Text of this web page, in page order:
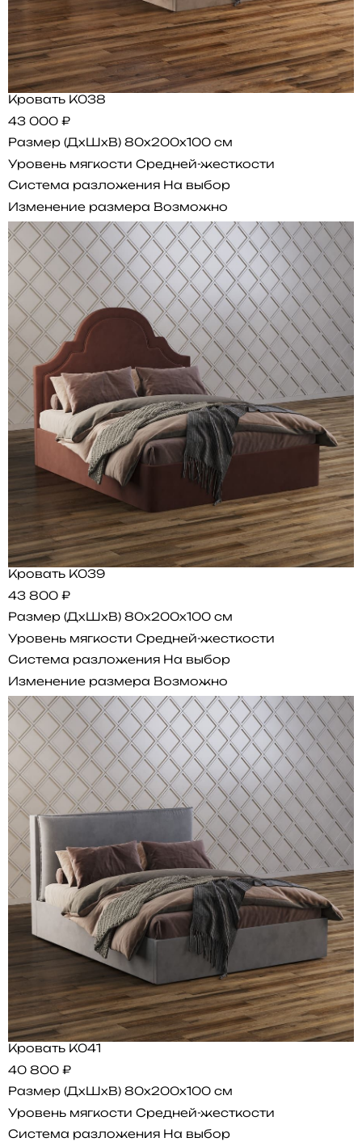
Кровать K038
43 000 ₽
Размер (ДхШхВ) 80x200x100 см
Уровень мягкости Средней-жесткости
Система разложения На выбор
Изменение размера Возможно
Кровать K039
43 800 ₽
Размер (ДхШхВ) 80x200x100 см
Уровень мягкости Средней-жесткости
Система разложения На выбор
Изменение размера Возможно
Кровать K041
40 800 ₽
Размер (ДхШхВ) 80x200x100 см
Уровень мягкости Средней-жесткости
Система разложения На выбор